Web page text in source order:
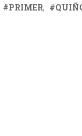
PRIMER